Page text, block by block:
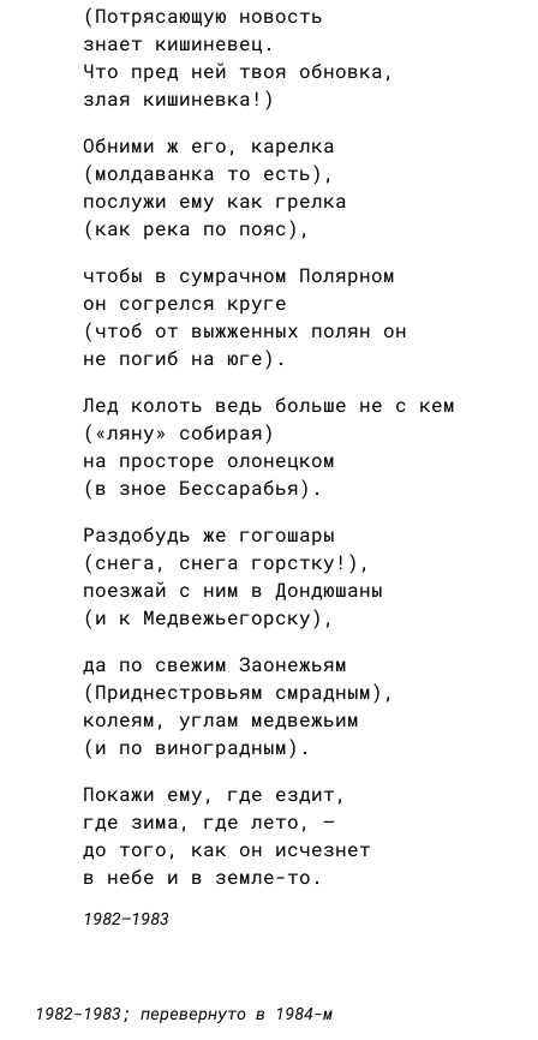
(Потрясающую новость
знает кишиневец.
Что пред ней твоя обновка,
злая кишиневка!)
Обними ж его, карелка
(молдаванка то есть),
послужи ему как грелка
(как река по пояс),
чтобы в сумрачном Полярном
он согрелся круге
(чтоб от выжженных полян он
не погиб на юге).
Лед колоть ведь больше не с кем
(«ляну» собирая)
на просторе олонецком
(в зное Бессарабья).
Раздобудь же гогошары
(снега, снега горстку!),
поезжай с ним в Дондюшаны
(и к Медвежьегорску),
да по свежим Заонежьям
(Приднестровьям смрадным),
колеям, углам медвежьим
(и по виноградным).
Покажи ему, где ездит,
где зима, где лето, —
до того, как он исчезнет
в небе и в земле-то.
1982—1983
1982-1983; перевернуто в 1984-м